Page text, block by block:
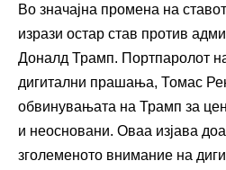
Во значајна промена на
изрази остар став против
Доналд Трамп. Портпаролот
дигитални прашања, Томас
обвинувањата на Трамп за
и неосновани. Оваа изјава
зголеменото внимание на